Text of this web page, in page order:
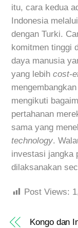
itu, cara kedua
Indonesia
dengan Turki.
komitmen tinggi
daya manusia
yang lebihcost-
mengikuti
pertahanan
sama yang
technology.
investasi jangka
dilaksanakan
Post Views:
Kongo dan